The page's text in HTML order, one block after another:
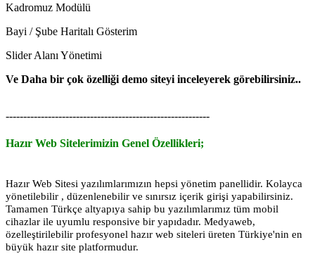
Kadromuz Modülü
Bayi / Şube Haritalı Gösterim
Slider Alanı Yönetimi
Ve Daha bir çok özelliği demo siteyi inceleyerek görebilirsiniz..
----------------------------------------------------------
Hazır Web Sitelerimizin Genel Özellikleri;
Hazır Web Sitesi yazılımlarımızın hepsi yönetim panellidir. Kolayca
yönetilebilir , düzenlenebilir ve sınırsız içerik girişi yapabilirsiniz.
Tamamen Türkçe altyapıya sahip bu yazılımlarımız tüm mobil
cihazlar ile uyumlu responsive bir yapıdadır. Medyaweb,
özelleştirilebilir profesyonel hazır web siteleri üreten Türkiye'nin en
büyük hazır site platformudur.